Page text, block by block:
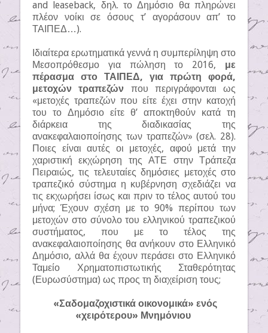
and leaseback, δηλ. το Δημόσιο θα πληρώνει
πλέον νοίκι σε όσους τ’ αγοράσουν απ’ το
ΤΑΙΠΕΔ…).
Ιδιαίτερα ερωτηματικά γεννά η συμπερίληψη στο
Μεσοπρόθεσμο για πώληση το 2016, με
πέρασμα στο ΤΑΙΠΕΔ, για πρώτη φορά,
μετοχών τραπεζών που περιγράφονται ως
«μετοχές τραπεζών που είτε έχει στην κατοχή
του το Δημόσιο είτε θ’ αποκτηθούν κατά τη
διάρκεια της διαδικασίας της
ανακεφαλαιοποίησης των τραπεζών» (σελ. 28).
Ποιες είναι αυτές οι μετοχές, αφού μετά την
χαριστική εκχώρηση της ΑΤΕ στην Τράπεζα
Πειραιώς, τις τελευταίες δημόσιες μετοχές στο
τραπεζικό σύστημα η κυβέρνηση σχεδιάζει να
τις εκχωρήσει ίσως και πριν το τέλος αυτού του
μήνα; Έχουν σχέση με το 90% περίπου των
μετοχών στο σύνολο του ελληνικού τραπεζικού
συστήματος, που με το τέλος της
ανακεφαλαιοποίησης θα ανήκουν στο Ελληνικό
Δημόσιο, αλλά θα έχουν περάσει στο Ελληνικό
Ταμείο Χρηματοπιστωτικής Σταθερότητας
(Ευρωσύστημα) ως προς τη διαχείριση τους;
«Σαδομαζοχιστικά οικονομικά» ενός
«χειρότερου» Μνημόνιου